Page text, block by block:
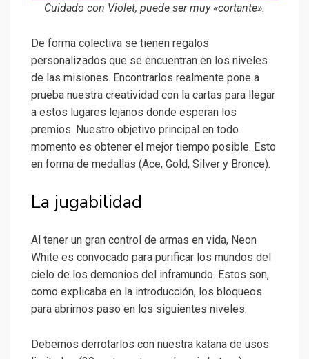
Cuidado con Violet, puede ser muy «cortante».
De forma colectiva se tienen regalos
personalizados que se encuentran en los niveles
de las misiones. Encontrarlos realmente pone a
prueba nuestra creatividad con la cartas para llegar
a estos lugares lejanos donde esperan los
premios. Nuestro objetivo principal en todo
momento es obtener el mejor tiempo posible. Esto
en forma de medallas (Ace, Gold, Silver y Bronce).
La jugabilidad
Al tener un gran control de armas en vida, Neon
White es convocado para purificar los mundos del
cielo de los demonios del inframundo. Estos son,
como explicaba en la introducción, los bloqueos
para abrirnos paso en los siguientes niveles.
Debemos derrotarlos con nuestra katana de usos